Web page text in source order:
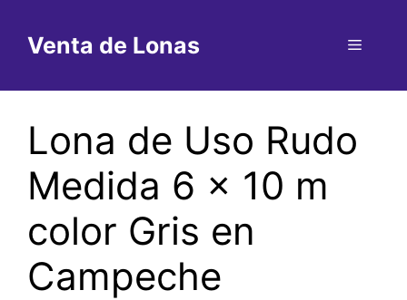
contenido
Venta de Lonas Menú
Lona de Uso Rudo
Medida 6 x 10 m
color Gris en
Campeche